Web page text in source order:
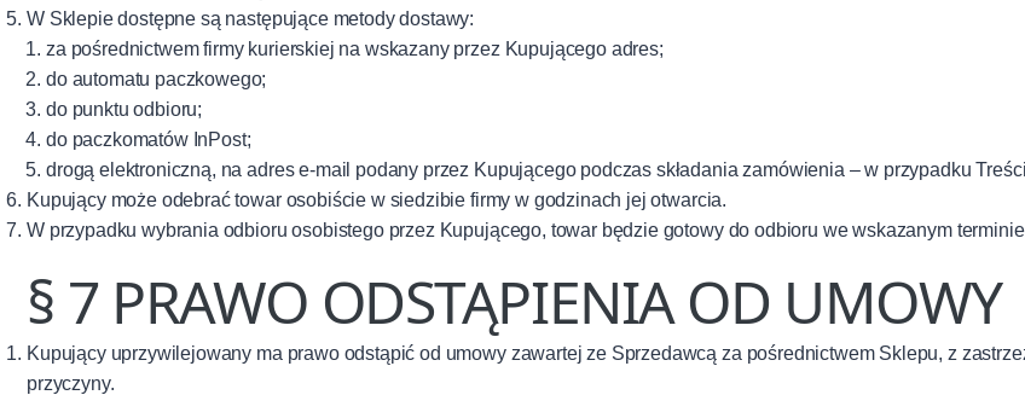
W Sklepie dostępne są następujące metody dostawy:
za pośrednictwem firmy kurierskiej na wskazany przez Kupującego adres;
do automatu paczkowego;
do punktu odbioru;
do paczkomatów InPost;
drogą elektroniczną, na adres e-mail podany przez Kupującego podczas składania zamówienia – w przypadku
Kupujący może odebrać towar osobiście w siedzibie firmy w godzinach jej otwarcia.
W przypadku wybrania odbioru osobistego przez Kupującego, towar będzie gotowy do odbioru we wskazanym
§ 7 PRAWO ODSTĄPIENIA OD UMOWY
Kupujący uprzywilejowany ma prawo odstąpić od umowy zawartej ze Sprzedawcą za pośrednictwem Sklepu, z
przyczyny.